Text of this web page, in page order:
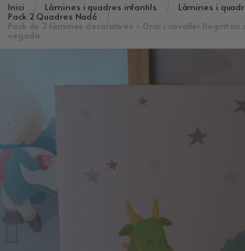
Inici Làmines i quadres infantils
Làmines i
Pack 2 Quadres Nadó
Pack de 2 làmines decoratives - Drac i cavaller llegint un
vegada